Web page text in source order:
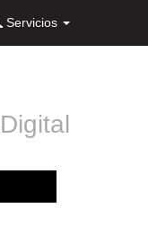
Servicios
Digital